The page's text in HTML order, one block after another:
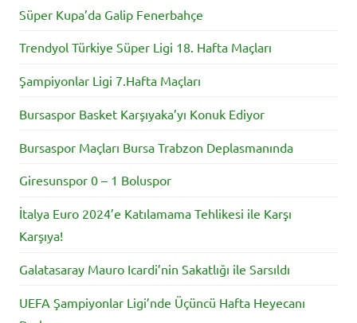
Süper Kupa’da Galip Fenerbahçe
Trendyol Türkiye Süper Ligi 18. Hafta Maçları
Şampiyonlar Ligi 7.Hafta Maçları
Bursaspor Basket Karşıyaka’yı Konuk Ediyor
Bursaspor Maçları Bursa Trabzon Deplasmanında
Giresunspor 0 – 1 Boluspor
İtalya Euro 2024’e Katılamama Tehlikesi ile Karşı
Karşıya!
Galatasaray Mauro Icardi’nin Sakatlığı ile Sarsıldı
UEFA Şampiyonlar Ligi’nde Üçüncü Hafta Heyecanı